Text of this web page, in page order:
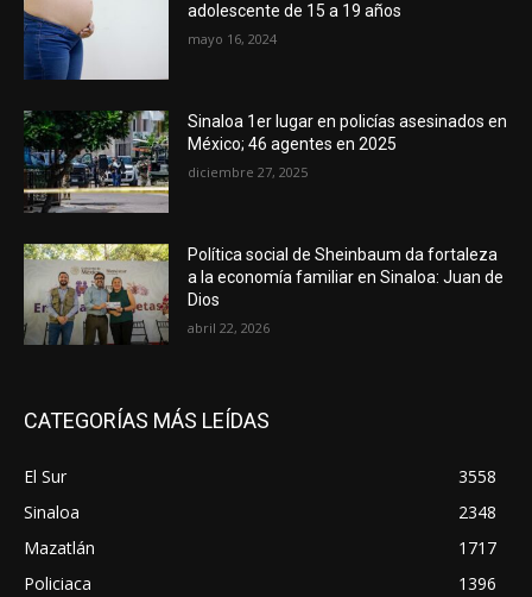
adolescente de 15 a 19 años
mayo 16, 2024
Sinaloa 1er lugar en policías asesinados en
México; 46 agentes en 2025
diciembre 27, 2025
Política social de Sheinbaum da fortaleza
a la economía familiar en Sinaloa: Juan de
Dios
abril 22, 2026
CATEGORÍAS MÁS LEÍDAS
El Sur
3558
Sinaloa
2348
Mazatlán
1717
Policiaca
1396